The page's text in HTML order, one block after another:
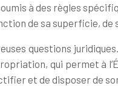
à des règles
de sa superficie, de
questions
qui permet à
et de disposer de